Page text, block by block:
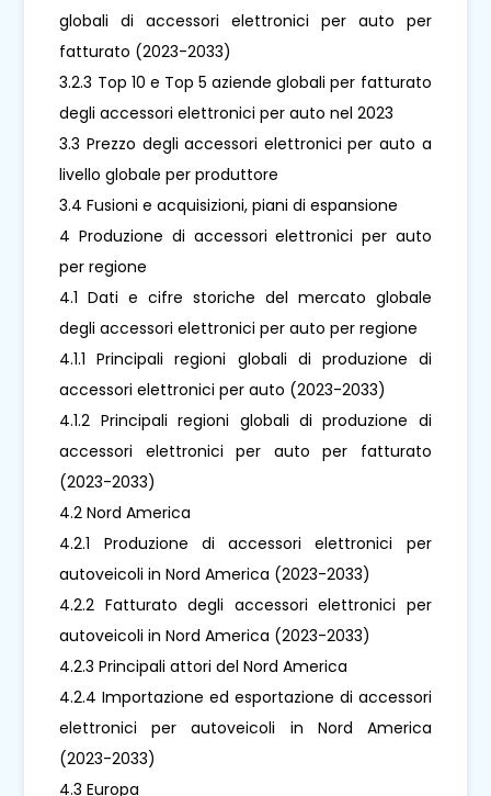
globali di accessori elettronici per auto per
fatturato (2023-2033)
3.2.3 Top 10 e Top 5 aziende globali per fatturato
degli accessori elettronici per auto nel 2023
3.3 Prezzo degli accessori elettronici per auto a
livello globale per produttore
3.4 Fusioni e acquisizioni, piani di espansione
4 Produzione di accessori elettronici per auto
per regione
4.1 Dati e cifre storiche del mercato globale
degli accessori elettronici per auto per regione
4.1.1 Principali regioni globali di produzione di
accessori elettronici per auto (2023-2033)
4.1.2 Principali regioni globali di produzione di
accessori elettronici per auto per fatturato
(2023-2033)
4.2 Nord America
4.2.1 Produzione di accessori elettronici per
autoveicoli in Nord America (2023-2033)
4.2.2 Fatturato degli accessori elettronici per
autoveicoli in Nord America (2023-2033)
4.2.3 Principali attori del Nord America
4.2.4 Importazione ed esportazione di accessori
elettronici per autoveicoli in Nord America
(2023-2033)
4.3 Europa